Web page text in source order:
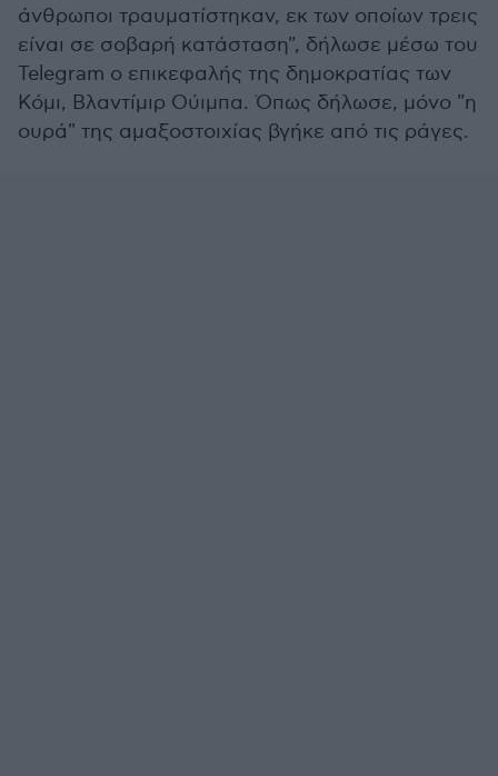
άνθρωποι τραυματίστηκαν, εκ των οποίων τρεις
είναι σε σοβαρή κατάσταση", δήλωσε μέσω του
Telegram ο επικεφαλής της δημοκρατίας των
Κόμι, Βλαντίμιρ Ούιμπα. Όπως δήλωσε, μόνο "η
ουρά" της αμαξοστοιχίας βγήκε από τις ράγες.